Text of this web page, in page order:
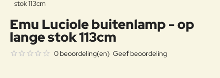
Emu Luciole buitenlamp - op
lange stok 113cm
0 beoordeling(en) Geef beoordeling